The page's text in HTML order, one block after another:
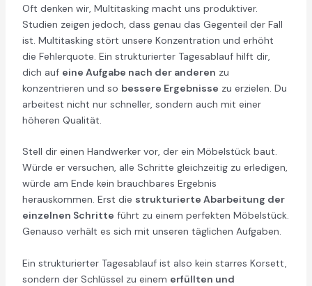
Oft denken wir, Multitasking macht uns produktiver.
Studien zeigen jedoch, dass genau das Gegenteil der Fall
ist. Multitasking stört unsere Konzentration und erhöht
die Fehlerquote. Ein strukturierter Tagesablauf hilft dir,
dich auf eine Aufgabe nach der anderen zu
konzentrieren und so bessere Ergebnisse zu erzielen. Du
arbeitest nicht nur schneller, sondern auch mit einer
höheren Qualität.
Stell dir einen Handwerker vor, der ein Möbelstück baut.
Würde er versuchen, alle Schritte gleichzeitig zu erledigen,
würde am Ende kein brauchbares Ergebnis
herauskommen. Erst die strukturierte Abarbeitung der
einzelnen Schritte führt zu einem perfekten Möbelstück.
Genauso verhält es sich mit unseren täglichen Aufgaben.
Ein strukturierter Tagesablauf ist also kein starres Korsett,
sondern der Schlüssel zu einem erfüllten und